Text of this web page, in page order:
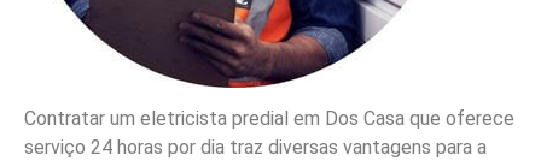
Contratar um eletricista predial em Dos Casa que oferece
serviço 24 horas por dia traz diversas vantagens para a